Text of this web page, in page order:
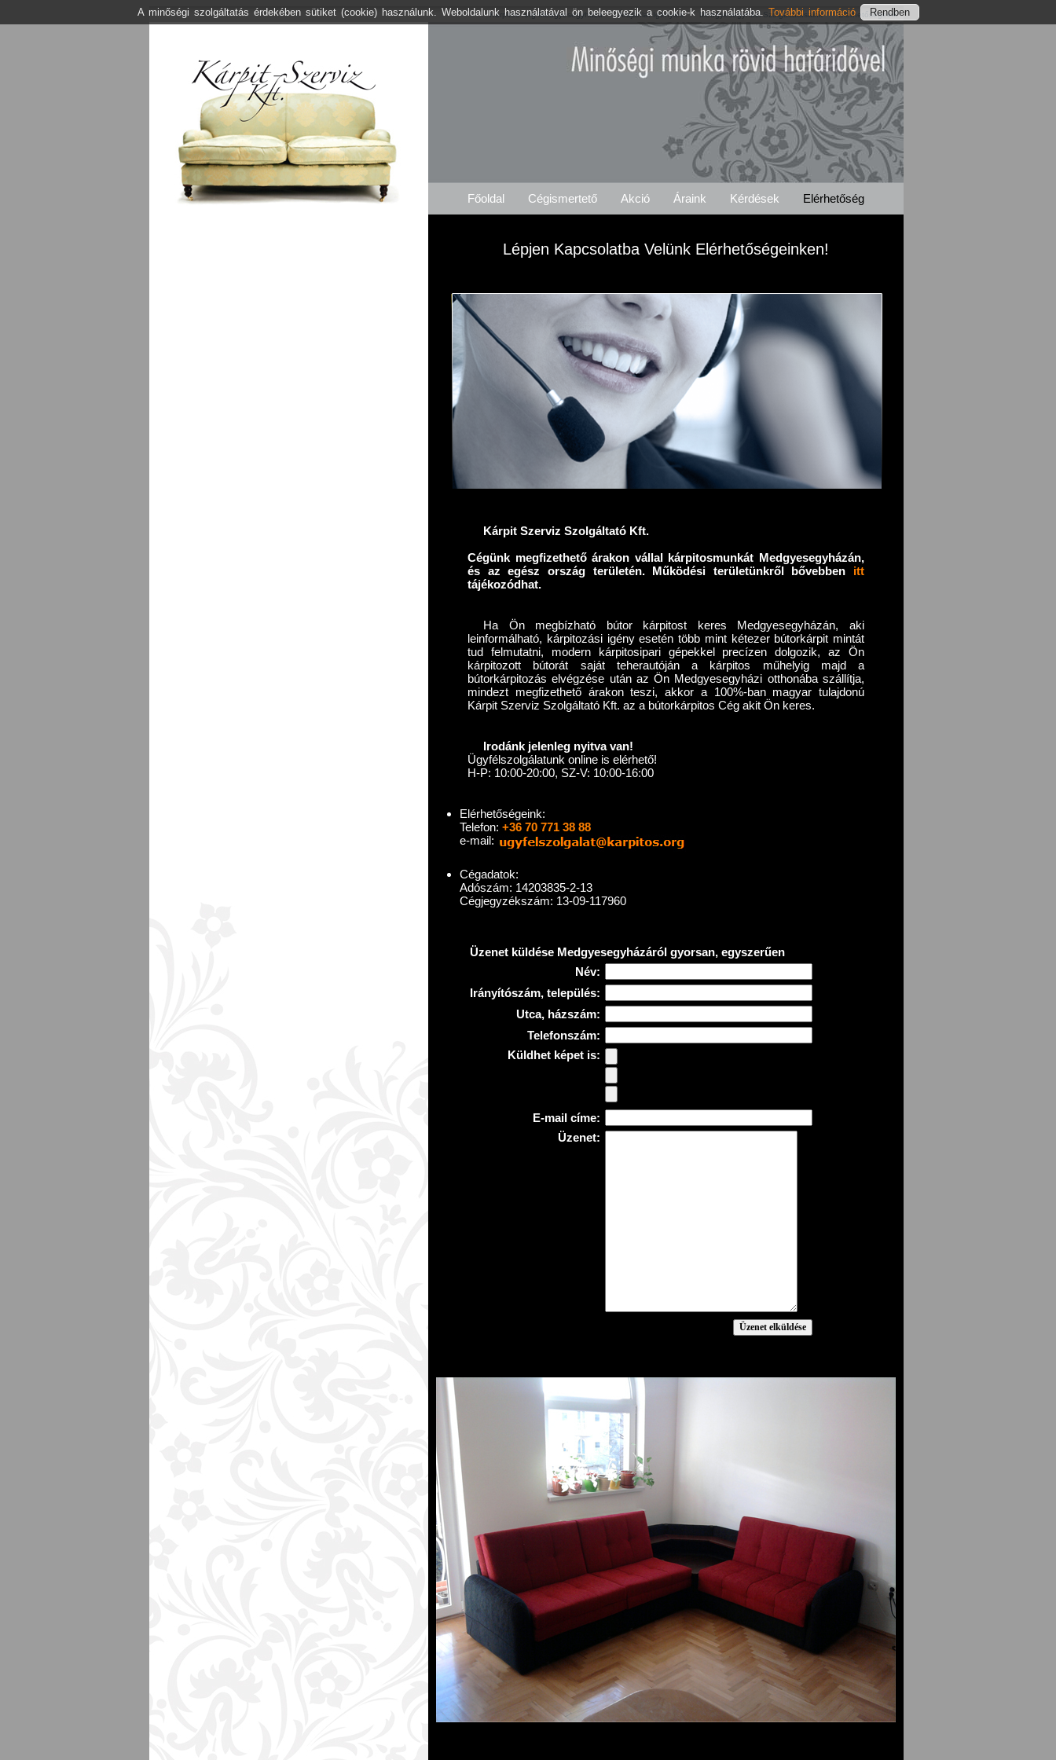
Kárpitos .org Medgyesegyháza Árajánlat Igénylés Medgyesegyházi Szolgáltatásaink Elérhetőségeink
Főoldal Cégismertető Akció Áraink Kérdések Elérhetőség
Lépjen Kapcsolatba Velünk Elérhetőségeinken!
Kárpit Szerviz Szolgáltató Kft.
Cégünk megfizethető árakon vállal kárpitosmunkát Medgyesegyházán,
és az egész ország területén. Működési területünkről bővebben itt
tájékozódhat.
Ha Ön megbízható bútor kárpitost keres Medgyesegyházán, aki
leinformálható, kárpitozási igény esetén több mint kétezer bútorkárpit mintát
tud felmutatni, modern kárpitosipari gépekkel precízen dolgozik, az Ön
kárpitozott bútorát saját teherautóján a kárpitos műhelyig majd a
bútorkárpitozás elvégzése után az Ön Medgyesegyházi otthonába szállítja,
mindezt megfizethető árakon teszi, akkor a 100%-ban magyar tulajdonú
Kárpit Szerviz Szolgáltató Kft. az a bútorkárpitos Cég akit Ön keres.
Irodánk jelenleg nyitva van!
Ügyfélszolgálatunk online is elérhető!
H-P: 10:00-20:00, SZ-V: 10:00-16:00
Elérhetőségeink:
Telefon: +36 70 771 38 88
e-mail:
Cégadatok:
Adószám: 14203835-2-13
Cégjegyzékszám: 13-09-117960
Üzenet küldése Medgyesegyházáról gyorsan, egyszerűen
Név:
Irányítószám, település:
Utca, házszám:
Telefonszám:
Küldhet képet is:
E-mail címe:
Üzenet:
A minőségi szolgáltatás érdekében sütiket (cookie) használunk. Weboldalunk használatával ön beleegyezik a cookie-k használatába. További információ